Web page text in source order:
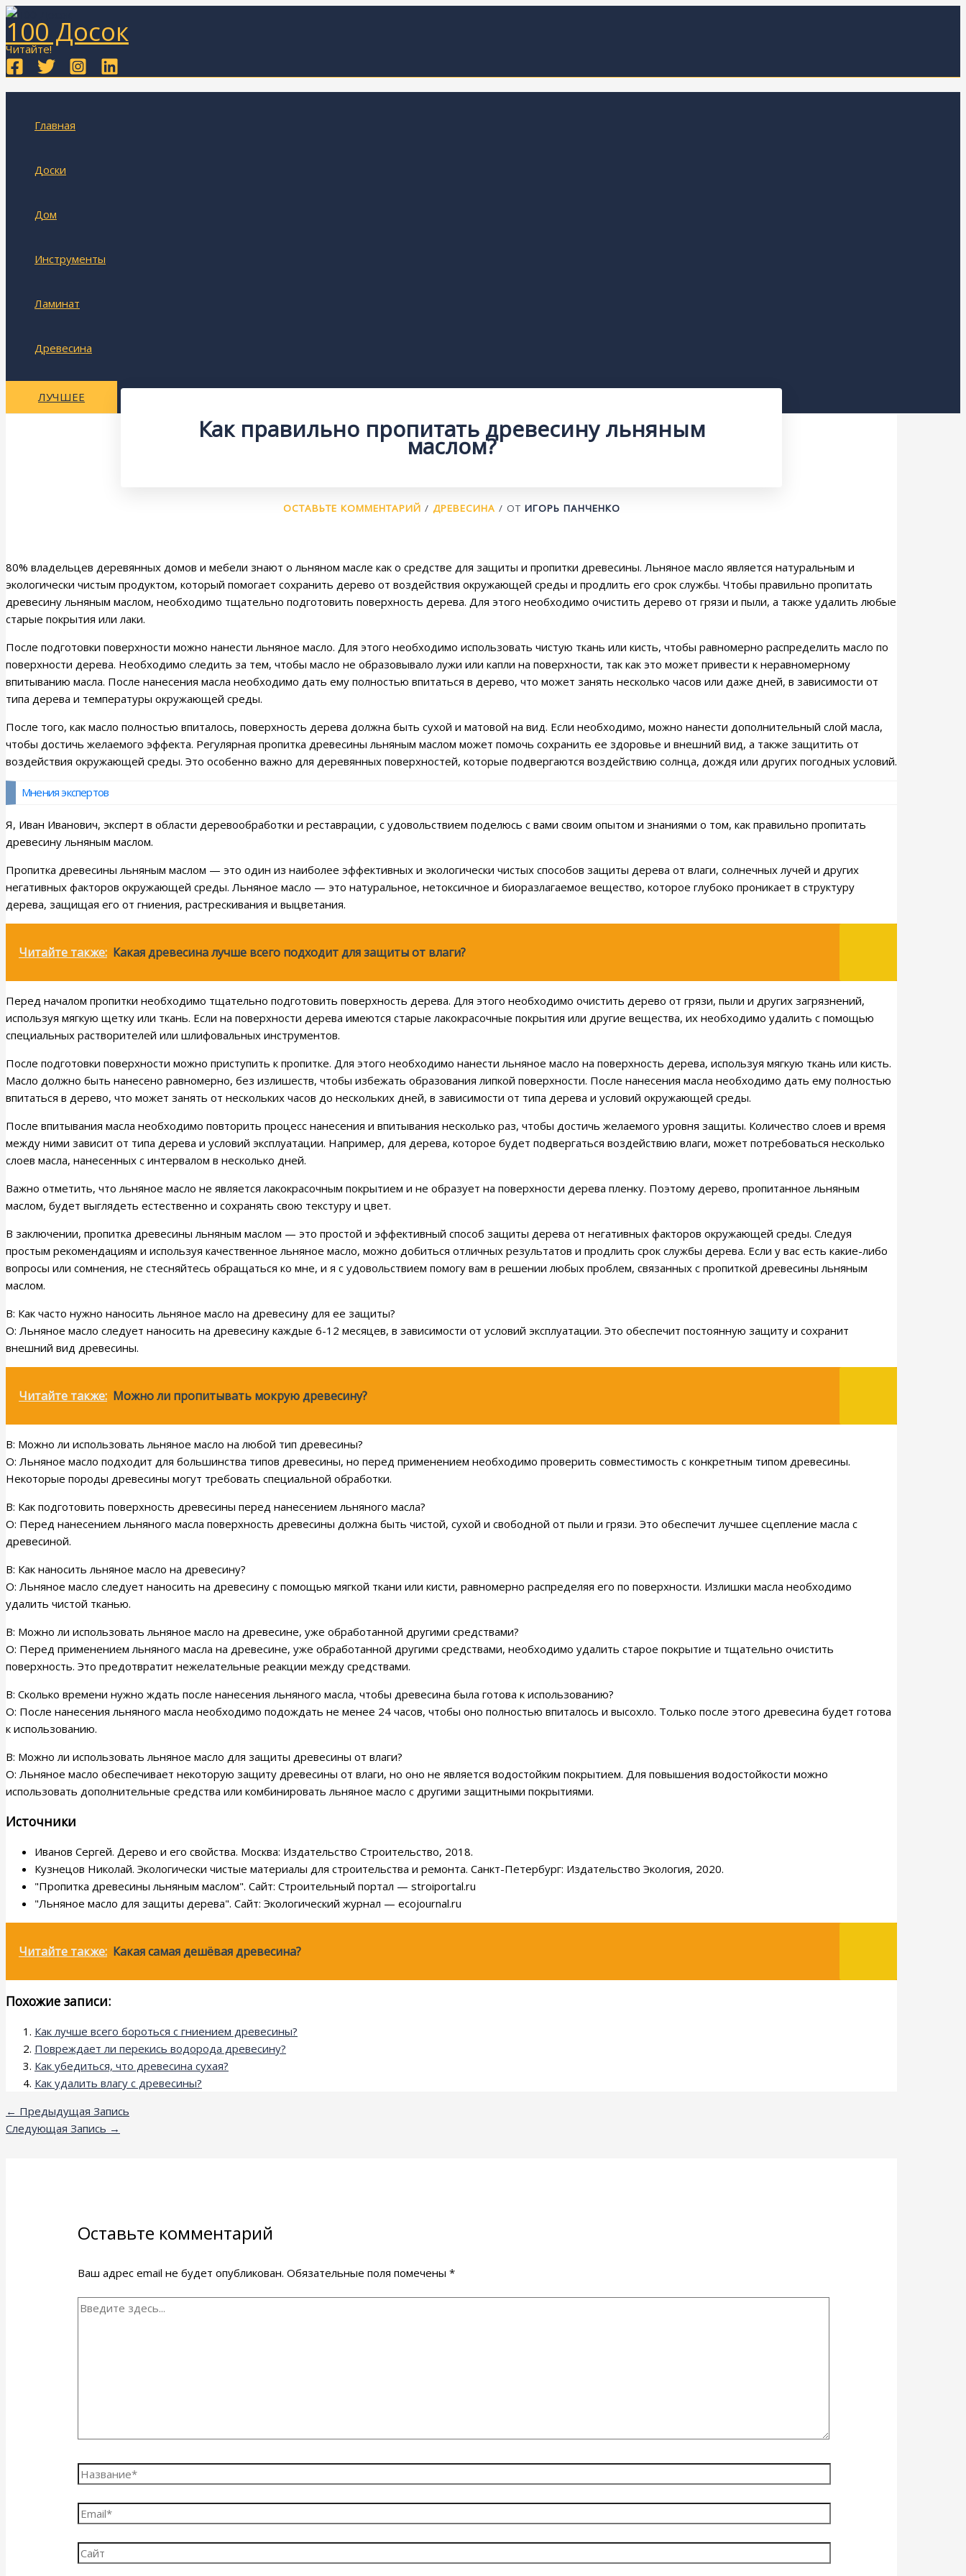
Перейти
к
содержимому
100 Досок
Читайте!
Главная
Доски
Дом
Инструменты
Ламинат
Древесина
ЛУЧШЕЕ
Как правильно пропитать древесину льняным
маслом?
ОСТАВЬТЕ КОММЕНТАРИЙ / ДРЕВЕСИНА / ОТ ИГОРЬ ПАНЧЕНКО
80% владельцев деревянных домов и мебели знают о льняном масле как о средстве для защиты и пропитки древесины. Льняное масло является натуральным и
экологически чистым продуктом, который помогает сохранить дерево от воздействия окружающей среды и продлить его срок службы. Чтобы правильно пропитать
древесину льняным маслом, необходимо тщательно подготовить поверхность дерева. Для этого необходимо очистить дерево от грязи и пыли, а также удалить любые
старые покрытия или лаки.
После подготовки поверхности можно нанести льняное масло. Для этого необходимо использовать чистую ткань или кисть, чтобы равномерно распределить масло по
поверхности дерева. Необходимо следить за тем, чтобы масло не образовывало лужи или капли на поверхности, так как это может привести к неравномерному
впитыванию масла. После нанесения масла необходимо дать ему полностью впитаться в дерево, что может занять несколько часов или даже дней, в зависимости от
типа дерева и температуры окружающей среды.
После того, как масло полностью впиталось, поверхность дерева должна быть сухой и матовой на вид. Если необходимо, можно нанести дополнительный слой масла,
чтобы достичь желаемого эффекта. Регулярная пропитка древесины льняным маслом может помочь сохранить ее здоровье и внешний вид, а также защитить от
воздействия окружающей среды. Это особенно важно для деревянных поверхностей, которые подвергаются воздействию солнца, дождя или других погодных условий.
Мнения экспертов
Я, Иван Иванович, эксперт в области деревообработки и реставрации, с удовольствием поделюсь с вами своим опытом и знаниями о том, как правильно пропитать
древесину льняным маслом.
Пропитка древесины льняным маслом — это один из наиболее эффективных и экологически чистых способов защиты дерева от влаги, солнечных лучей и других
негативных факторов окружающей среды. Льняное масло — это натуральное, нетоксичное и биоразлагаемое вещество, которое глубоко проникает в структуру
дерева, защищая его от гниения, растрескивания и выцветания.
Читайте также: Какая древесина лучше всего подходит для защиты от влаги?
Перед началом пропитки необходимо тщательно подготовить поверхность дерева. Для этого необходимо очистить дерево от грязи, пыли и других загрязнений,
используя мягкую щетку или ткань. Если на поверхности дерева имеются старые лакокрасочные покрытия или другие вещества, их необходимо удалить с помощью
специальных растворителей или шлифовальных инструментов.
После подготовки поверхности можно приступить к пропитке. Для этого необходимо нанести льняное масло на поверхность дерева, используя мягкую ткань или кисть.
Масло должно быть нанесено равномерно, без излишеств, чтобы избежать образования липкой поверхности. После нанесения масла необходимо дать ему полностью
впитаться в дерево, что может занять от нескольких часов до нескольких дней, в зависимости от типа дерева и условий окружающей среды.
После впитывания масла необходимо повторить процесс нанесения и впитывания несколько раз, чтобы достичь желаемого уровня защиты. Количество слоев и время
между ними зависит от типа дерева и условий эксплуатации. Например, для дерева, которое будет подвергаться воздействию влаги, может потребоваться несколько
слоев масла, нанесенных с интервалом в несколько дней.
Важно отметить, что льняное масло не является лакокрасочным покрытием и не образует на поверхности дерева пленку. Поэтому дерево, пропитанное льняным
маслом, будет выглядеть естественно и сохранять свою текстуру и цвет.
В заключении, пропитка древесины льняным маслом — это простой и эффективный способ защиты дерева от негативных факторов окружающей среды. Следуя
простым рекомендациям и используя качественное льняное масло, можно добиться отличных результатов и продлить срок службы дерева. Если у вас есть какие-либо
вопросы или сомнения, не стесняйтесь обращаться ко мне, и я с удовольствием помогу вам в решении любых проблем, связанных с пропиткой древесины льняным
маслом.
В: Как часто нужно наносить льняное масло на древесину для ее защиты?
О: Льняное масло следует наносить на древесину каждые 6-12 месяцев, в зависимости от условий эксплуатации. Это обеспечит постоянную защиту и сохранит
внешний вид древесины.
Читайте также: Можно ли пропитывать мокрую древесину?
В: Можно ли использовать льняное масло на любой тип древесины?
О: Льняное масло подходит для большинства типов древесины, но перед применением необходимо проверить совместимость с конкретным типом древесины.
Некоторые породы древесины могут требовать специальной обработки.
В: Как подготовить поверхность древесины перед нанесением льняного масла?
О: Перед нанесением льняного масла поверхность древесины должна быть чистой, сухой и свободной от пыли и грязи. Это обеспечит лучшее сцепление масла с
древесиной.
В: Как наносить льняное масло на древесину?
О: Льняное масло следует наносить на древесину с помощью мягкой ткани или кисти, равномерно распределяя его по поверхности. Излишки масла необходимо
удалить чистой тканью.
В: Можно ли использовать льняное масло на древесине, уже обработанной другими средствами?
О: Перед применением льняного масла на древесине, уже обработанной другими средствами, необходимо удалить старое покрытие и тщательно очистить
поверхность. Это предотвратит нежелательные реакции между средствами.
В: Сколько времени нужно ждать после нанесения льняного масла, чтобы древесина была готова к использованию?
О: После нанесения льняного масла необходимо подождать не менее 24 часов, чтобы оно полностью впиталось и высохло. Только после этого древесина будет готова
к использованию.
В: Можно ли использовать льняное масло для защиты древесины от влаги?
О: Льняное масло обеспечивает некоторую защиту древесины от влаги, но оно не является водостойким покрытием. Для повышения водостойкости можно
использовать дополнительные средства или комбинировать льняное масло с другими защитными покрытиями.
Источники
Иванов Сергей. Дерево и его свойства. Москва: Издательство Строительство, 2018.
Кузнецов Николай. Экологически чистые материалы для строительства и ремонта. Санкт-Петербург: Издательство Экология, 2020.
"Пропитка древесины льняным маслом". Сайт: Строительный портал — stroiportal.ru
"Льняное масло для защиты дерева". Сайт: Экологический журнал — ecojournal.ru
Читайте также: Какая самая дешёвая древесина?
Похожие записи:
Как лучше всего бороться с гниением древесины?
Повреждает ли перекись водорода древесину?
Как убедиться, что древесина сухая?
Как удалить влагу с древесины?
← Предыдущая Запись
Следующая Запись →
Оставьте комментарий
Ваш адрес email не будет опубликован. Обязательные поля помечены*
Введите
Название*
Email*
Сайт